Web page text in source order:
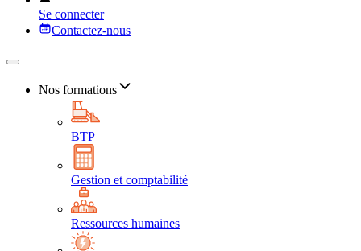
Se connecter
Contactez-nous
Nos formations
BTP
Gestion et comptabilité
Ressources humaines